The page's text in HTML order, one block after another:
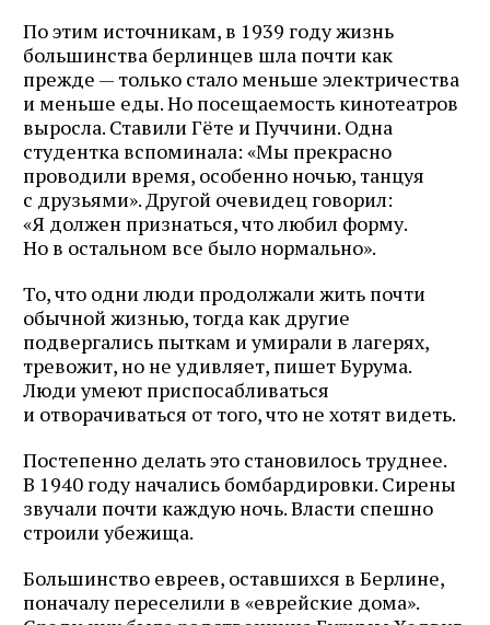
По этим источникам, в 1939 году жизнь
большинства берлинцев шла почти как
прежде — только стало меньше электричества
и меньше еды. Но посещаемость кинотеатров
выросла. Ставили Гёте и Пуччини. Одна
студентка вспоминала: «Мы прекрасно
проводили время, особенно ночью, танцуя
с друзьями». Другой очевидец говорил:
«Я должен признаться, что любил форму.
Но в остальном все было нормально».
То, что одни люди продолжали жить почти
обычной жизнью, тогда как другие
подвергались пыткам и умирали в лагерях,
тревожит, но не удивляет, пишет Бурума.
Люди умеют приспосабливаться
и отворачиваться от того, что не хотят видеть.
Постепенно делать это становилось труднее.
В 1940 году начались бомбардировки. Сирены
звучали почти каждую ночь. Власти спешно
строили убежища.
Большинство евреев, оставшихся в Берлине,
поначалу переселили в «еврейские дома».